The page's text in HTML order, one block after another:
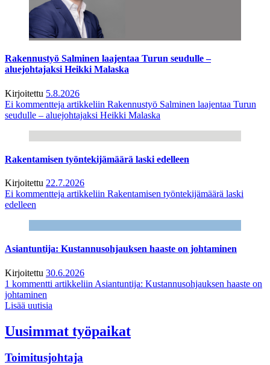
Rakennustyö Salminen laajentaa Turun seudulle –
aluejohtajaksi Heikki Malaska
Kirjoitettu 5.8.2026
Ei kommentteja artikkeliin Rakennustyö Salminen laajentaa Turun
seudulle – aluejohtajaksi Heikki Malaska
Rakentamisen työntekijämäärä laski edelleen
Kirjoitettu 22.7.2026
Ei kommentteja artikkeliin Rakentamisen työntekijämäärä laski
edelleen
Asiantuntija: Kustannusohjauksen haaste on johtaminen
Kirjoitettu 30.6.2026
1 kommentti artikkeliin Asiantuntija: Kustannusohjauksen haaste on
johtaminen
Lisää uutisia
Uusimmat työpaikat
Toimitusjohtaja